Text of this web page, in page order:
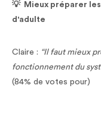
💡 Mieux préparer
d'adulte
Claire : “Il faut mieux
fonctionnement du
(84% de votes pour)